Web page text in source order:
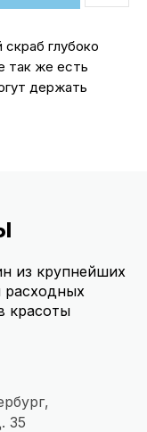
глубоко
так же есть
держать
из крупнейших
расходных
красоты
35